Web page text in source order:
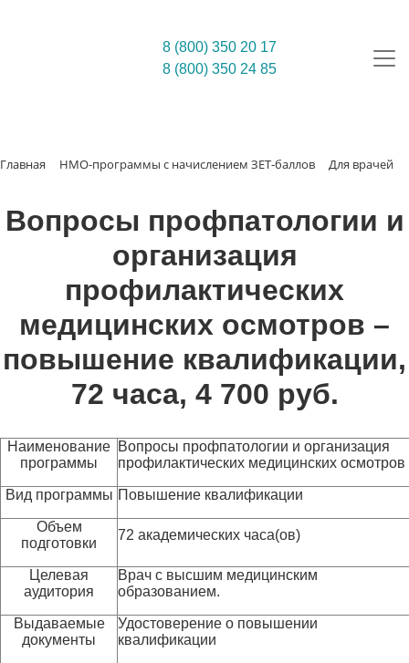
8 (800) 350 20 17
8 (800) 350 24 85
Главная НМО-программы с начислением ЗЕТ-баллов Для врачей
Вопросы профпатологии и
организация
профилактических
медицинских осмотров –
повышение квалификации,
72 часа, 4 700 руб.
Наименование
программы
Вопросы профпатологии и организация
профилактических медицинских осмотров
Вид программы Повышение квалификации
Объем
подготовки
72 академических часа(ов)
Целевая
аудитория
Врач с высшим медицинским
образованием.
Выдаваемые
документы
Удостоверение о повышении
квалификации